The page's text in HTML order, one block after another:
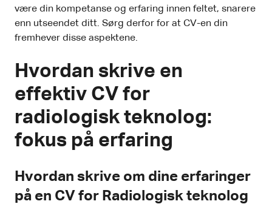
være din kompetanse og erfaring innen feltet, snarere
enn utseendet ditt. Sørg derfor for at CV-en din
fremhever disse aspektene.
Hvordan skrive en
effektiv CV for
radiologisk teknolog:
fokus på erfaring
Hvordan skrive om dine erfaringer
på en CV for Radiologisk teknolog